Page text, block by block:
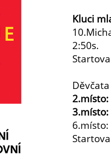
Kluci
2:50s.
2.místo:
3.místo:
6.místo: